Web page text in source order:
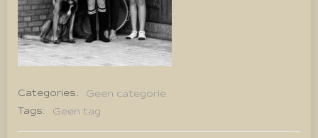
Categories:
Geen categorie
Tags:
Geen tag